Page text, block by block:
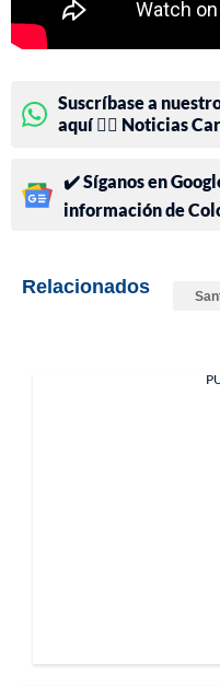
Suscríbase a
aquí 👉🏻 Noticias
✔️ Síganos en
información de
Relacionados